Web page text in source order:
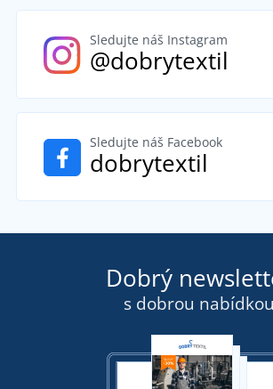
Sledujte náš Instagram
@dobrytextil
Sledujte náš Facebook
dobrytextil
Dobrý
s dobrou nabídkou